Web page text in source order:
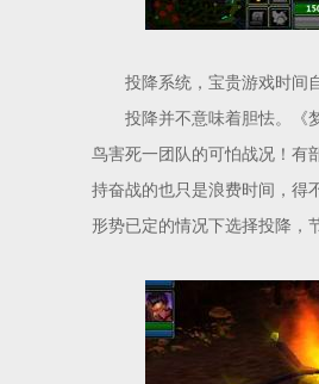
投降系统，宝贵游戏时间
投降并不意味着胆怯。《梦
鸟害死一团队的可怕战况！有
持奋战的也只是浪费时间，得
形势已定的情况下选择投降，